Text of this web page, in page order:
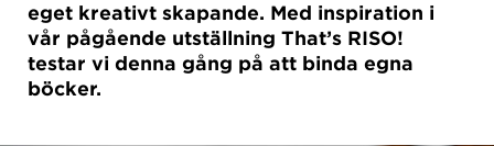
eget kreativt skapande. Med inspiration i
vår pågående utställning That’s RISO!
testar vi denna gång på att binda egna
böcker.